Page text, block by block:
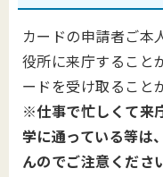
カードの申請者ご本
役所に来庁すること
ードを受け取ること
※仕事で忙しくて来
学に通っている等は
んのでご注意くださ